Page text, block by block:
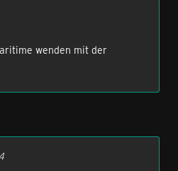
wenden mit der